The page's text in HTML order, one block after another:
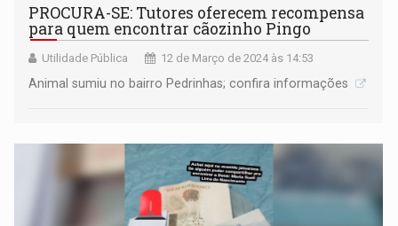
PROCURA-SE: Tutores oferecem recompensa
para quem encontrar cãozinho Pingo
Utilidade Pública 12 de Março de 2024 às 14:53
Animal sumiu no bairro Pedrinhas; confira informações